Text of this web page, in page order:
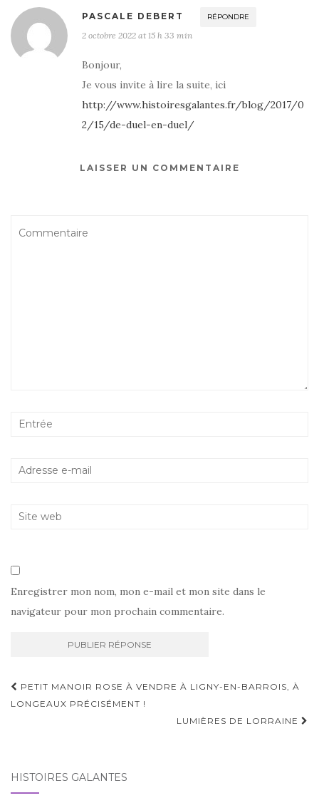
PASCALE DEBERT RÉPONDRE
2 octobre 2022 at 15 h 33 min
Bonjour,
Je vous invite à lire la suite, ici
http://www.histoiresgalantes.fr/blog/2017/0
2/15/de-duel-en-duel/
LAISSER UN COMMENTAIRE
Enregistrer mon nom, mon e-mail et mon site dans le
navigateur pour mon prochain commentaire.
Navigation
d'article
PETIT MANOIR ROSE À VENDRE À LIGNY-EN-BARROIS, À
LONGEAUX PRÉCISÉMENT !
LUMIÈRES DE LORRAINE
HISTOIRES GALANTES